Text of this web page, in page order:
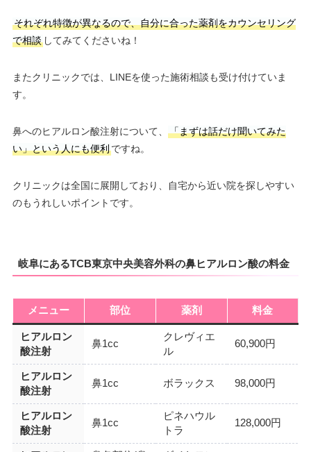
それぞれ特徴が異なるので、自分に合った薬剤をカウンセリング
で相談してみてくださいね！
またクリニックでは、LINEを使った施術相談も受け付けていま
す。
鼻へのヒアルロン酸注射について、
「まずは話だけ聞いてみた
い」という人にも便利ですね。
クリニックは全国に展開しており、自宅から近い院を探しやすい
のもうれしいポイントです。
岐阜にあるTCB東京中央美容外科の鼻ヒアルロン酸の料金
メニュー 部位 薬剤 料金
ヒアルロン
酸注射
鼻1cc
クレヴィエ
ル
60,900円
ヒアルロン
酸注射
鼻1cc ボラックス 98,000円
ヒアルロン
酸注射
鼻1cc
ピネハウル
トラ
128,000円